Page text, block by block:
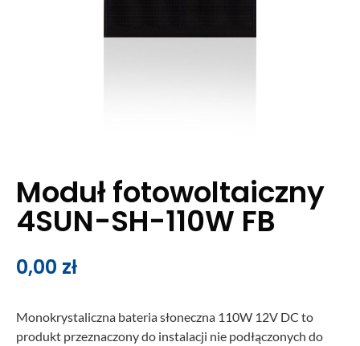
Moduł fotowoltaiczny
4SUN-SH-110W FB
0,00 zł
Monokrystaliczna bateria słoneczna 110W 12V DC to
produkt przeznaczony do instalacji nie podłączonych do